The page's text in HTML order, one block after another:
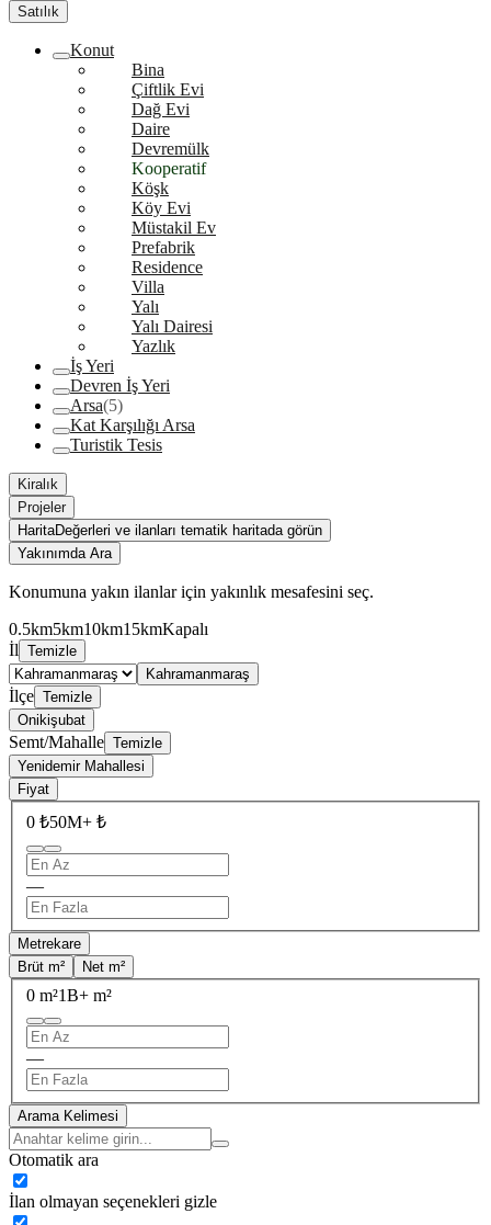
Satılık
Konut
Bina
Çiftlik Evi
Dağ Evi
Daire
Devremülk
Kooperatif
Köşk
Köy Evi
Müstakil Ev
Prefabrik
Residence
Villa
Yalı
Yalı Dairesi
Yazlık
İş Yeri
Devren İş Yeri
Arsa(5)
Kat Karşılığı Arsa
Turistik Tesis
Kiralık
Projeler
HaritaDeğerleri ve ilanları tematik haritada görün
Yakınımda Ara
Konumuna yakın ilanlar için yakınlık mesafesini seç.
0.5km5km10km15kmKapalı
İl Temizle
Kahramanmaraş
İlçe Temizle
Onikişubat
Semt/Mahalle Temizle
Yenidemir Mahallesi
Fiyat
0 ₺50M+ ₺
—
Metrekare
Brüt m²
Net m²
0 m²1B+ m²
—
Arama Kelimesi
Otomatik ara
İlan olmayan seçenekleri gizle